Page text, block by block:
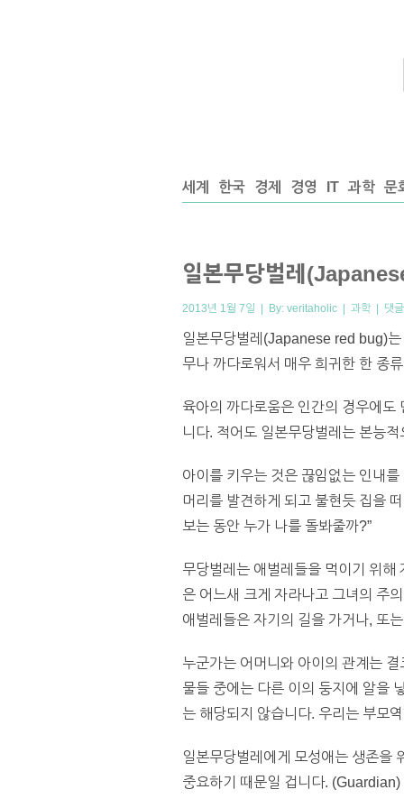
세계 한국 경제 경영 IT 과학 문
일본무당벌레
2013년 1월 7일 | By: veritaholic | 과학 | 댓
일본무당벌레(Japanese red bug)는
무나 까다로워서 매우 희귀한 한 종
육아의 까다로움은 인간의 경우에도
니다. 적어도 일본무당벌레는 본능
아이를 키우는 것은 끊임없는 인내
머리를 발견하게 되고 불현듯 집을
보는 동안 누가 나를 돌봐줄까?”
무당벌레는 애벌레들을 먹이기 위해
은 어느새 크게 자라나고 그녀의 주
애벌레들은 자기의 길을 가거나, 또
누군가는 어머니와 아이의 관계는
물들 중에는 다른 이의 둥지에 알을
는 해당되지 않습니다. 우리는 부모
일본무당벌레에게 모성애는 생존을
중요하기 때문일 겁니다. (Guardian)